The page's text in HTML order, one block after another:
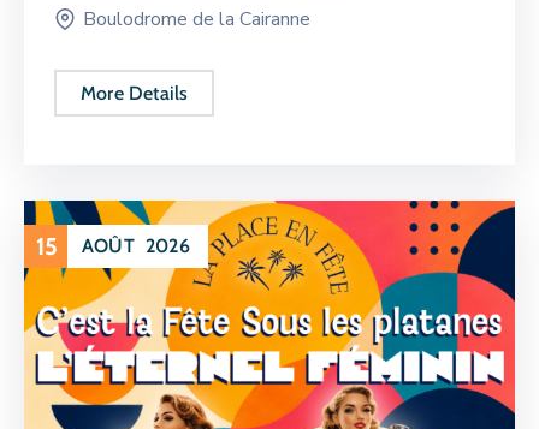
Boulodrome de la Cairanne
More Details
15 AOÛT 2026